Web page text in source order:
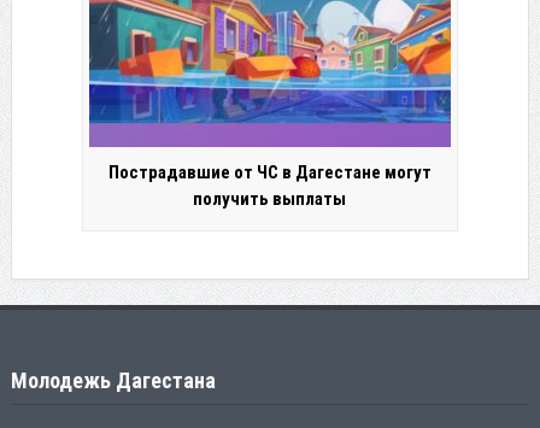
Пострадавшие от ЧС в Дагестане могут
получить выплаты
Молодежь Дагестана